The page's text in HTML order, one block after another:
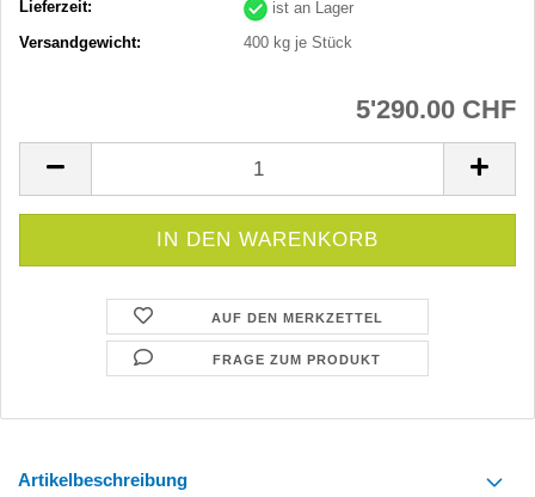
Lieferzeit:
ist an Lager
Versandgewicht:
400 kg je Stück
5'290.00 CHF
AUF DEN MERKZETTEL
FRAGE ZUM PRODUKT
Artikelbeschreibung